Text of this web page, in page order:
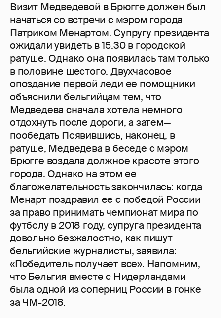
Визит Медведевой в Брюгге должен был
начаться со встречи с мэром города
Патриком Менартом. Супругу президента
ожидали увидеть в 15.30 в городской
ратуше. Однако она появилась там только
в половине шестого. Двухчасовое
опоздание первой леди ее помощники
объяснили бельгийцам тем, что
Медведева сначала хотела немного
отдохнуть после дороги, а затем—
пообедать Появившись, наконец, в
ратуше, Медведева в беседе с мэром
Брюгге воздала должное красоте этого
города. Однако на этом ее
благожелательность закончилась: когда
Менарт поздравил ее с победой России
за право принимать чемпионат мира по
футболу в 2018 году, супруга президента
довольно безжалостно, как пишут
бельгийские журналисты, заявила:
«Победитель получает все». Напомним,
что Бельгия вместе с Нидерландами
была одной из соперниц России в гонке
за ЧМ-2018.